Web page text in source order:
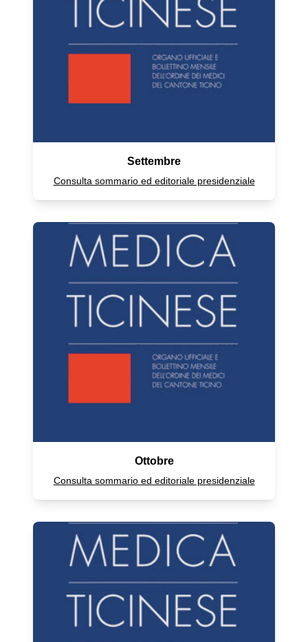
Settembre
Consulta sommario ed editoriale presidenziale
Ottobre
Consulta sommario ed editoriale presidenziale